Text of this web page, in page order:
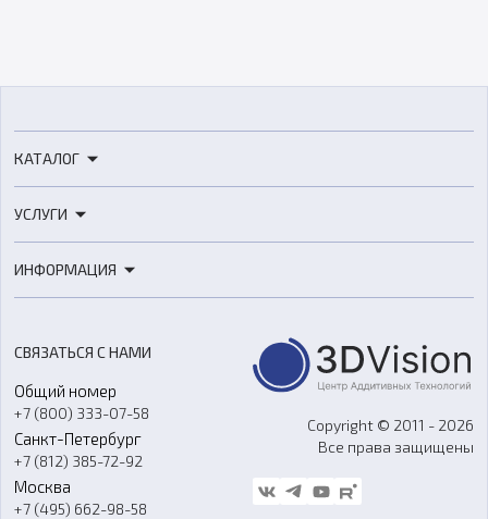
КАТАЛОГ
3D-сканеры
Расходные материалы
Оборудование и материалы для вакуумного литья
Аксессуары и прочее оборудование
Программное обеспечение
УСЛУГИ
3D-моделирование
Ремонт и услуги
ИНФОРМАЦИЯ
О компании
Контакты
Гос. закупки
Стать дилером
Блог
СВЯЗАТЬСЯ С НАМИ
Общий номер
+7 (800) 333-07-58
Санкт-Петербург
+7 (812) 385-72-92
Москва
+7 (495) 662-98-58
Copyright © 2011 - 2026
Все права защищены